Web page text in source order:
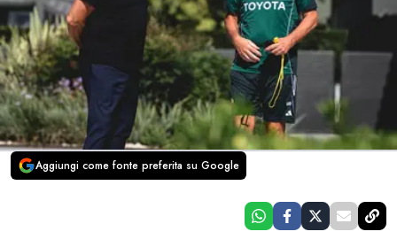
Aggiungi come fonte preferita su Google